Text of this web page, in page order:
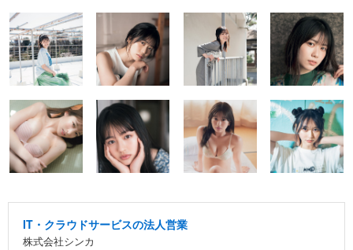
IT・クラウドサービスの法人営業
株式会社シンカ